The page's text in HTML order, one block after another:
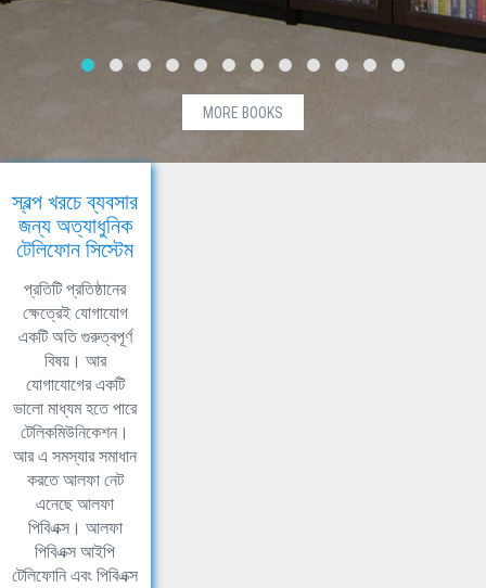
MORE BOOKS
স্বল্প খরচে ব্যবসার
জন্য অত্যাধুনিক
টেলিফোন সিস্টেম
প্রতিটি প্রতিষ্ঠানের
ক্ষেত্রেই যোগাযোগ
একটি অতি গুরুত্বপূর্ণ
বিষয়। আর
যোগাযোগের একটি
ভালো মাধ্যম হতে পারে
টেলিকমিউনিকেশন।
আর এ সমস্যার সমাধান
করতে আলফা নেট
এনেছে আলফা
পিবিএক্স। আলফা
পিবিএক্স আইপি
টেলিফোনি এবং পিবিএক্স